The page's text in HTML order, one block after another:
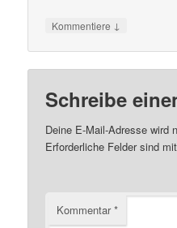
Kommentiere ↓
Schreibe
Deine E-Mail-Adresse wird
Erforderliche Felder sind
Kommentar*